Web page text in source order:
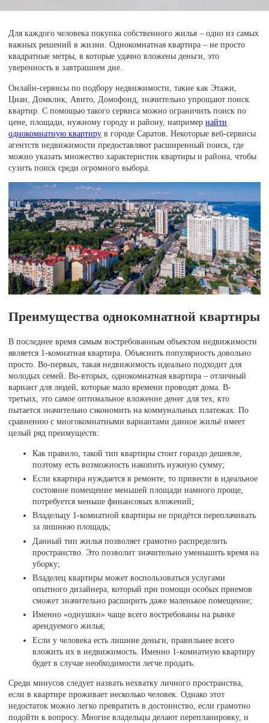
Для каждого человека покупка собственного жилья – одно из самых
важных решений в жизни. Однокомнатная квартира – не просто
квадратные метры, в которые удачно вложены деньги, это
уверенность в завтрашнем дне.
Онлайн-сервисы по подбору недвижимости, такие как Этажи,
Циан, Домклик, Авито, Домофонд, значительно упрощают поиск
квартир. С помощью такого сервиса можно ограничить поиск по
цене, площади, нужному городу и району, напримернайти
однокомнатную квартиру в городе Саратов. Некоторые веб-сервисы
агентств недвижимости предоставляют расширенный поиск, где
можно указать множество характеристик квартиры и района, чтобы
сузить поиск среди огромного выбора.
Преимущества однокомнатной квартиры
В последнее время самым востребованным объектом недвижимости
является 1-комнатная квартира. Объяснить популярность довольно
просто. Во-первых, такая недвижимость идеально подходит для
молодых семей. Во-вторых, однокомнатная квартира – отличный
вариант для людей, которые мало времени проводят дома. В-
третьих, это самое оптимальное вложение денег для тех, кто
пытается значительно сэкономить на коммунальных платежах. По
сравнению с многокомнатными вариантами данное жильё имеет
целый ряд преимуществ:
Как правило, такой тип квартиры стоит гораздо дешевле,
поэтому есть возможность накопить нужную сумму;
Если квартира нуждается в ремонте, то привести в идеальное
состояние помещение меньшей площади намного проще,
потребуется меньше финансовых вложений;
Владельцу 1-комнатной квартиры не придётся переплачивать
за лишнюю площадь;
Данный тип жилья позволяет грамотно распределить
пространство. Это позволит значительно уменьшить время на
уборку;
Владелец квартиры может воспользоваться услугами
опытного дизайнера, который при помощи особых приемов
сможет значительно расширить даже маленькое помещение;
Именно «однушки» чаще всего востребованы на рынке
арендуемого жилья;
Если у человека есть лишние деньги, правильнее всего
вложить их в недвижимость. Именно 1-комнатную квартиру
будет в случае необходимости легче продать.
Среди минусов следует назвать нехватку личного пространства,
если в квартире проживает несколько человек. Однако этот
недостаток можно легко превратить в достоинство, если грамотно
подойти к вопросу. Многие владельцы делают перепланировку, и